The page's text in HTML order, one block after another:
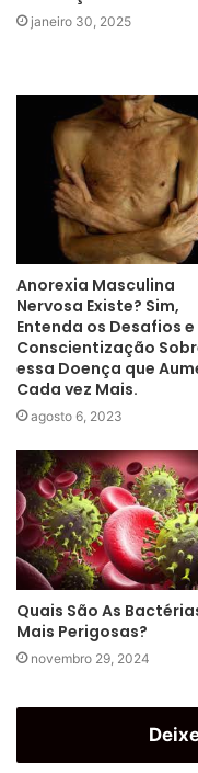
janeiro 30, 2025
Anorexia Masculina
Nervosa Existe? Sim,
Entenda os Desafios e
Conscientização
essa Doença que
Cada vez Mais.
agosto 6, 2023
Quais São As
Mais Perigosas?
novembro 29, 2024